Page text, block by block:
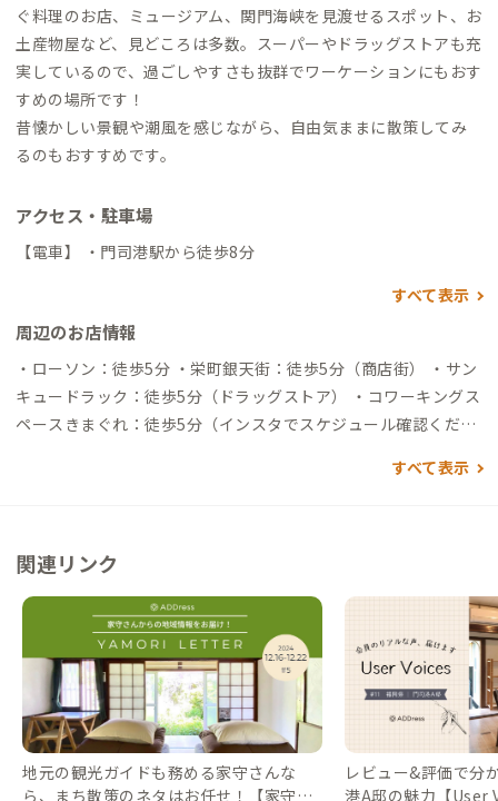
ぐ料理のお店、ミュージアム、関門海峡を見渡せるスポット、お
土産物屋など、見どころは多数。スーパーやドラッグストアも充
実しているので、過ごしやすさも抜群でワーケーションにもおす
すめの場所です！
昔懐かしい景観や潮風を感じながら、自由気ままに散策してみ
るのもおすすめです。
アクセス・駐車場
【電車】 ・門司港駅から徒歩8分
すべて表示
周辺のお店情報
・ローソン：徒歩5分 ・栄町銀天街：徒歩5分（商店街） ・サン
キュードラック：徒歩5分（ドラッグストア） ・コワーキングス
ペースきまぐれ：徒歩5分（インスタでスケジュール確認くださ
maps.app.goo.gl/L58Lkwgouw561PgD6
すべて表示
関連リンク
地元の観光ガイドも務める家守さんな
ら、まち散策のネタはお任せ！【家守さ
レビュー&評価で分
港A邸の魅力【User